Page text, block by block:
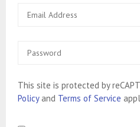
This site is protected by
Policyand Terms of Service